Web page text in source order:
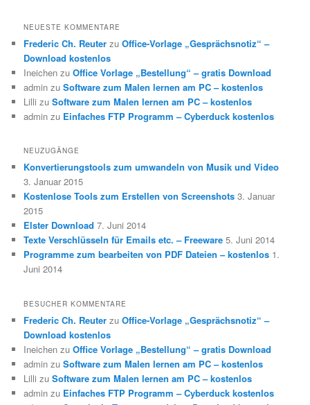
NEUESTE KOMMENTARE
Frederic Ch. Reuter zuOffice-Vorlage „Gesprächsnotiz“ –
Download kostenlos
Ineichen zuOffice Vorlage „Bestellung“ – gratis Download
admin zuSoftware zum Malen lernen am PC – kostenlos
Lilli zuSoftware zum Malen lernen am PC – kostenlos
admin zu Einfaches FTP Programm – Cyberduck kostenlos
NEUZUGÄNGE
Konvertierungstools zum umwandeln von Musik und Video
3. Januar 2015
Kostenlose Tools zum Erstellen von Screenshots 3. Januar
2015
Elster Download 7. Juni 2014
Texte Verschlüsseln für Emails etc. – Freeware 5. Juni 2014
Programme zum bearbeiten von PDF Dateien – kostenlos 1.
Juni 2014
BESUCHER KOMMENTARE
Frederic Ch. Reuter zuOffice-Vorlage „Gesprächsnotiz“ –
Download kostenlos
Ineichen zuOffice Vorlage „Bestellung“ – gratis Download
admin zuSoftware zum Malen lernen am PC – kostenlos
Lilli zuSoftware zum Malen lernen am PC – kostenlos
admin zu Einfaches FTP Programm – Cyberduck kostenlos